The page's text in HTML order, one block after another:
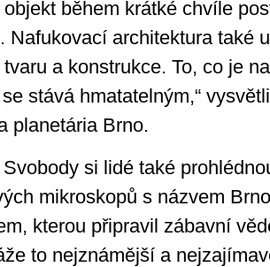
během krátké chvíle
Nafukovací architektura také
a konstrukce. To, co je
stává hmatatelným,“
planetária Brno.
si lidé také
mikroskopů s názvem
kterou připravil zábavní
to nejznámější a